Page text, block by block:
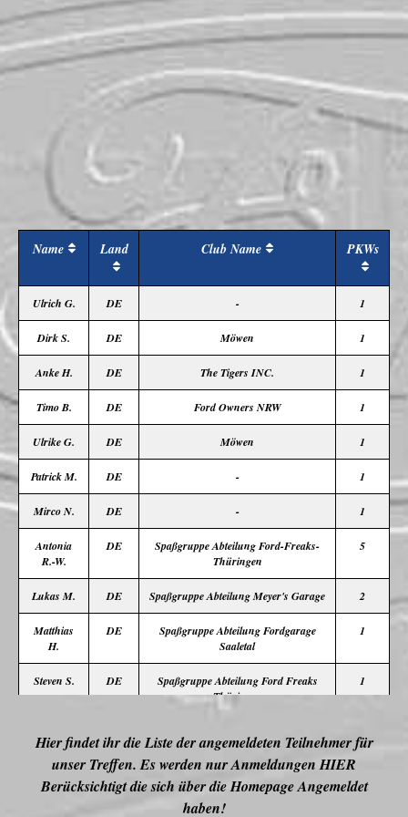
Name Land Club Name PKWs
Ulrich G. DE - 1
Dirk S. DE Möwen 1
Anke H. DE The Tigers INC. 1
Timo B. DE Ford Owners NRW 1
Ulrike G. DE Möwen 1
Patrick M. DE - 1
Mirco N. DE - 1
Antonia
R.-W.
DE
Spaßgruppe Abteilung Ford-Freaks-
Thüringen
5
Lukas M. DE Spaßgruppe Abteilung Meyer's Garage 2
Matthias
H.
DE
Spaßgruppe Abteilung Fordgarage
Saaletal
1
Steven S. DE
Spaßgruppe Abteilung Ford Freaks
Thüringen
1
« ‹ 1 2 5 ›
Hier findet ihr die Liste der angemeldeten Teilnehmer für
unser Treffen.Es werden nur Anmeldungen HIER
Berücksichtigt die sich über die Homepage Angemeldet
haben!